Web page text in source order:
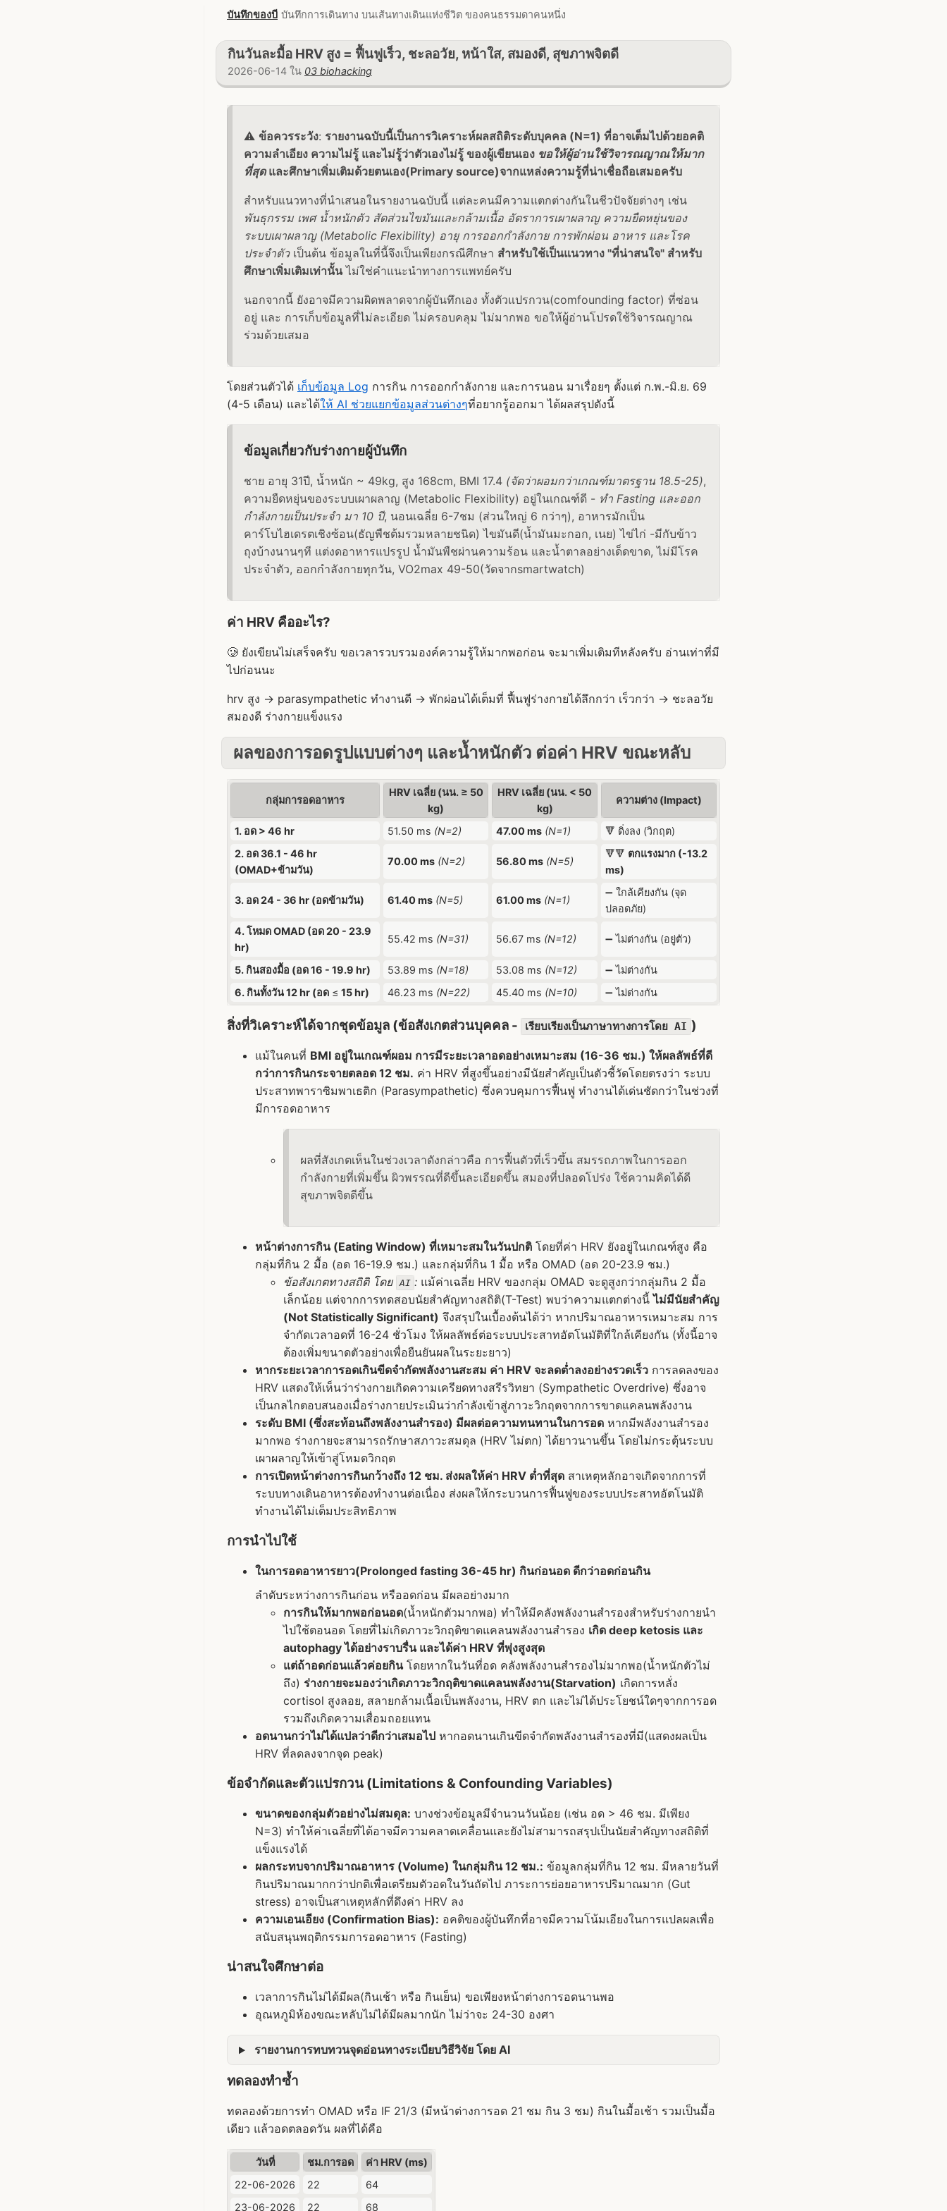
บันทึกของบี บันทึกการเดินทาง บนเส้นทางเดินแห่งชีวิต ของคนธรรมดาคนหนึ่ง
กินวันละมื้อ HRV สูง = ฟื้นฟูเร็ว, ชะลอวัย, หน้าใส, สมองดี, สุขภาพจิตดี
2026-06-14 ใน 03 biohacking
⚠️ ข้อควรระวัง: รายงานฉบับนี้เป็นการวิเคราะห์ผลสถิติระดับบุคคล (N=1) ที่อาจเต็มไปด้วยอคติ
ความลำเอียง ความไม่รู้ และไม่รู้ว่าตัวเองไม่รู้ ของผู้เขียนเอง ขอให้ผู้อ่านใช้วิจารณญาณให้มาก
ที่สุดและศึกษาเพิ่มเติมด้วยตนเอง(Primary source)จากแหล่งความรู้ที่น่าเชื่อถือเสมอครับ
สำหรับแนวทางที่นำเสนอในรายงานฉบับนี้ แต่ละคนมีความแตกต่างกันในชีวปัจจัยต่างๆ เช่น
พันธุกรรม เพศ น้ำหนักตัว สัดส่วนไขมันและกล้ามเนื้อ อัตราการเผาผลาญ ความยืดหยุ่นของ
ระบบเผาผลาญ (Metabolic Flexibility) อายุ การออกกำลังกาย การพักผ่อน อาหาร และโรค
ประจำตัวเป็นต้น ข้อมูลในที่นี้จึงเป็นเพียงกรณีศึกษา สำหรับใช้เป็นแนวทาง "ที่น่าสนใจ" สำหรับ
ศึกษาเพิ่มเติมเท่านั้นไม่ใช่คำแนะนำทางการแพทย์ครับ
นอกจากนี้ ยังอาจมีความผิดพลาดจากผู้บันทึกเอง ทั้งตัวแปรกวน(comfounding factor) ที่ซ่อน
อยู่ และ การเก็บข้อมูลที่ไม่ละเอียด ไม่ครอบคลุม ไม่มากพอ ขอให้ผู้อ่านโปรดใช้วิจารณญาณ
ร่วมด้วยเสมอ
โดยส่วนตัวได้ เก็บข้อมูล Log การกิน การออกกำลังกาย และการนอน มาเรื่อยๆ ตั้งแต่ ก.พ.-มิ.ย. 69
(4-5 เดือน) และได้ให้ AI ช่วยแยกข้อมูลส่วนต่างๆที่อยากรู้ออกมา ได้ผลสรุปดังนี้
ข้อมูลเกี่ยวกับร่างกายผู้บันทึก
ชาย อายุ 31ปี, น้ำหนัก ~ 49kg, สูง 168cm, BMI 17.4 (จัดว่าผอมกว่าเกณฑ์มาตรฐาน 18.5-25),
ความยืดหยุ่นของระบบเผาผลาญ (Metabolic Flexibility) อยู่ในเกณฑ์ดี - ทำ Fasting และออก
กำลังกายเป็นประจำ มา 10 ปี, นอนเฉลี่ย 6-7ชม (ส่วนใหญ่ 6 กว่าๆ), อาหารมักเป็น
คาร์โบไฮเดรตเชิงซ้อน(ธัญพืชต้มรวมหลายชนิด) ไขมันดี(น้ำมันมะกอก, เนย) ไข่ไก่ -มีกับข้าว
ถุงบ้างนานๆที แต่งดอาหารแปรรูป น้ำมันพืชผ่านความร้อน และน้ำตาลอย่างเด็ดขาด, ไม่มีโรค
ประจำตัว, ออกกำลังกายทุกวัน, VO2max 49-50(วัดจากsmartwatch)
ค่า HRV คืออะไร?
🥲 ยังเขียนไม่เสร็จครับ ขอเวลารวบรวมองค์ความรู้ให้มากพอก่อน จะมาเพิ่มเติมทีหลังครับ อ่านเท่าที่มี
ไปก่อนนะ
hrv สูง -> parasympathetic ทำงานดี -> พักผ่อนได้เต็มที่ ฟื้นฟูร่างกายได้ลึกกว่า เร็วกว่า -> ชะลอวัย
สมองดี ร่างกายแข็งแรง
ผลของการอดรูปแบบต่างๆ และน้ำหนักตัว ต่อค่า HRV ขณะหลับ
กลุ่มการอดอาหาร
HRV เฉลี่ย (นน. ≥ 50
kg)
HRV เฉลี่ย (นน. < 50
kg)
ความต่าง (Impact)
1. อด > 46 hr 51.50 ms (N=2) 47.00 ms (N=1)
🔻 ดิ่งลง (วิกฤต)
2. อด 36.1 - 46 hr
(OMAD+ข้ามวัน)
70.00 ms (N=2) 56.80 ms (N=5)
🔻🔻 ตกแรงมาก (-13.2
ms)
3. อด 24 - 36 hr (อดข้ามวัน) 61.40 ms (N=5) 61.00 ms (N=1)
➖ ใกล้เคียงกัน (จุด
ปลอดภัย)
4. โหมด OMAD (อด 20 - 23.9
hr)
55.42 ms (N=31) 56.67 ms (N=12) ➖ ไม่ต่างกัน (อยู่ตัว)
5. กินสองมื้อ (อด 16 - 19.9 hr) 53.89 ms (N=18) 53.08 ms (N=12)
➖ ไม่ต่างกัน
6. กินทั้งวัน 12 hr (อด≤ 15 hr) 46.23 ms (N=22) 45.40 ms (N=10) ➖ ไม่ต่างกัน
สิ่งที่วิเคราะห์ได้จากชุดข้อมูล (ข้อสังเกตส่วนบุคคล - เรียบเรียงเป็นภาษาทางการโดย AI )
แม้ในคนที่ BMI อยู่ในเกณฑ์ผอม การมีระยะเวลาอดอย่างเหมาะสม (16-36 ชม.) ให้ผลลัพธ์ที่ดี
กว่าการกินกระจายตลอด 12 ชม. ค่า HRV ที่สูงขึ้นอย่างมีนัยสำคัญเป็นตัวชี้วัดโดยตรงว่า ระบบ
ประสาทพาราซิมพาเธติก (Parasympathetic) ซึ่งควบคุมการฟื้นฟู ทำงานได้เด่นชัดกว่าในช่วงที่
มีการอดอาหาร
ผลที่สังเกตเห็นในช่วงเวลาดังกล่าวคือ การฟื้นตัวที่เร็วขึ้น สมรรถภาพในการออก
กำลังกายที่เพิ่มขึ้น ผิวพรรณที่ดีขึ้นละเอียดขึ้น สมองที่ปลอดโปร่ง ใช้ความคิดได้ดี
สุขภาพจิตดีขึ้น
หน้าต่างการกิน (Eating Window) ที่เหมาะสมในวันปกติ โดยที่ค่า HRV ยังอยู่ในเกณฑ์สูง คือ
กลุ่มที่กิน 2 มื้อ (อด 16-19.9 ชม.) และกลุ่มที่กิน 1 มื้อ หรือ OMAD (อด 20-23.9 ชม.)
ข้อสังเกตทางสถิติ โดย AI : แม้ค่าเฉลี่ย HRV ของกลุ่ม OMAD จะดูสูงกว่ากลุ่มกิน 2 มื้อ
เล็กน้อย แต่จากการทดสอบนัยสำคัญทางสถิติ(T-Test) พบว่าความแตกต่างนี้ไม่มีนัยสำคัญ
(Not Statistically Significant) จึงสรุปในเบื้องต้นได้ว่า หากปริมาณอาหารเหมาะสม การ
จำกัดเวลาอดที่ 16-24 ชั่วโมง ให้ผลลัพธ์ต่อระบบประสาทอัตโนมัติที่ใกล้เคียงกัน (ทั้งนี้อาจ
ต้องเพิ่มขนาดตัวอย่างเพื่อยืนยันผลในระยะยาว)
หากระยะเวลาการอดเกินขีดจำกัดพลังงานสะสม ค่า HRV จะลดต่ำลงอย่างรวดเร็ว การลดลงของ
HRV แสดงให้เห็นว่าร่างกายเกิดความเครียดทางสรีรวิทยา (Sympathetic Overdrive) ซึ่งอาจ
เป็นกลไกตอบสนองเมื่อร่างกายประเมินว่ากำลังเข้าสู่ภาวะวิกฤตจากการขาดแคลนพลังงาน
ระดับ BMI (ซึ่งสะท้อนถึงพลังงานสำรอง) มีผลต่อความทนทานในการอด หากมีพลังงานสำรอง
มากพอ ร่างกายจะสามารถรักษาสภาวะสมดุล (HRV ไม่ตก) ได้ยาวนานขึ้น โดยไม่กระตุ้นระบบ
เผาผลาญให้เข้าสู่โหมดวิกฤต
การเปิดหน้าต่างการกินกว้างถึง 12 ชม. ส่งผลให้ค่า HRV ต่ำที่สุด สาเหตุหลักอาจเกิดจากการที่
ระบบทางเดินอาหารต้องทำงานต่อเนื่อง ส่งผลให้กระบวนการฟื้นฟูของระบบประสาทอัตโนมัติ
ทำงานได้ไม่เต็มประสิทธิภาพ
การนำไปใช้
ในการอดอาหารยาว(Prolonged fasting 36-45 hr) กินก่อนอด ดีกว่าอดก่อนกิน
ลำดับระหว่างการกินก่อน หรืออดก่อน มีผลอย่างมาก
การกินให้มากพอก่อนอด(น้ำหนักตัวมากพอ) ทำให้มีคลังพลังงานสำรองสำหรับร่างกายนำ
ไปใช้ตอนอด โดยที่ไม่เกิดภาวะวิกฤติขาดแคลนพลังงานสำรอง เกิด deep ketosis และ
autophagy ได้อย่างราบรื่น และได้ค่า HRV ที่พุ่งสูงสุด
แต่ถ้าอดก่อนแล้วค่อยกินโดยหากในวันที่อด คลังพลังงานสำรองไม่มากพอ(น้ำหนักตัวไม่
ถึง) ร่างกายจะมองว่าเกิดภาวะวิกฤติขาดแคลนพลังงาน(Starvation) เกิดการหลั่ง
cortisol สูงลอย,​ สลายกล้ามเนื้อเป็นพลังงาน, HRV ตก และไม่ได้ประโยชน์ใดๆจากการอด
รวมถึงเกิดความเสื่อมถอยแทน
อดนานกว่าไม่ได้แปลว่าดีกว่าเสมอไป หากอดนานเกินขีดจำกัดพลังงานสำรองที่มี(แสดงผลเป็น
HRV ที่ลดลงจากจุด peak)
ข้อจำกัดและตัวแปรกวน (Limitations & Confounding Variables)
ขนาดของกลุ่มตัวอย่างไม่สมดุล: บางช่วงข้อมูลมีจำนวนวันน้อย (เช่น อด > 46 ชม. มีเพียง
N=3) ทำให้ค่าเฉลี่ยที่ได้อาจมีความคลาดเคลื่อนและยังไม่สามารถสรุปเป็นนัยสำคัญทางสถิติที่
แข็งแรงได้
ผลกระทบจากปริมาณอาหาร (Volume) ในกลุ่มกิน 12 ชม.: ข้อมูลกลุ่มที่กิน 12 ชม. มีหลายวันที่
กินปริมาณมากกว่าปกติเพื่อเตรียมตัวอดในวันถัดไป ภาระการย่อยอาหารปริมาณมาก (Gut
stress) อาจเป็นสาเหตุหลักที่ดึงค่า HRV ลง
ความเอนเอียง (Confirmation Bias): อคติของผู้บันทึกที่อาจมีความโน้มเอียงในการแปลผลเพื่อ
สนับสนุนพฤติกรรมการอดอาหาร (Fasting)
น่าสนใจศึกษาต่อ
เวลาการกินไม่ได้มีผล(กินเช้า หรือ กินเย็น) ขอเพียงหน้าต่างการอดนานพอ
อุณหภูมิห้องขณะหลับไม่ได้มีผลมากนัก ไม่ว่าจะ 24-30 องศา
รายงานการทบทวนจุดอ่อนทางระเบียบวิธีวิจัย โดย AI
ทดลองทำซ้ำ
ทดลองด้วยการทำ OMAD หรือ IF 21/3 (มีหน้าต่างการอด 21 ชม กิน 3 ชม) กินในมื้อเช้า รวมเป็นมื้อ
เดียว แล้วอดตลอดวัน ผลที่ได้คือ
วันที่ ชม.การอด
ค่า HRV (ms)
22-06-2026
22
64
23-06-2026
22 68